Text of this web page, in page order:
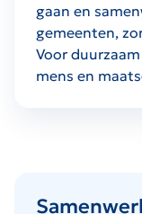
gaan en
gemeenten,
Voor
mens en